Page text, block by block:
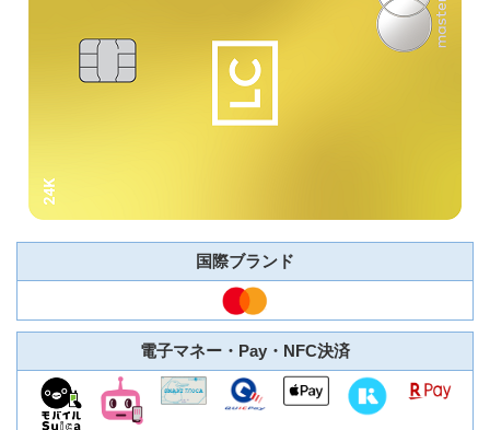
国際ブランド
電子マネー・Pay・NFC決済